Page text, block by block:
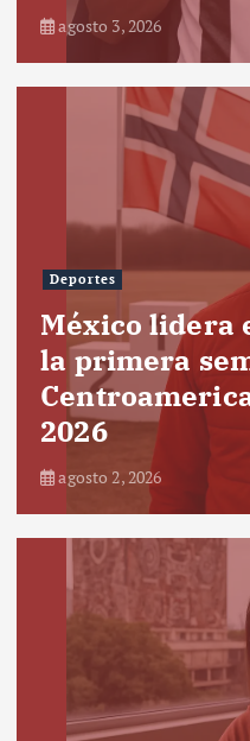
agosto 3, 2026
Deportes
México lidera
la primera
2026
agosto 2, 2026